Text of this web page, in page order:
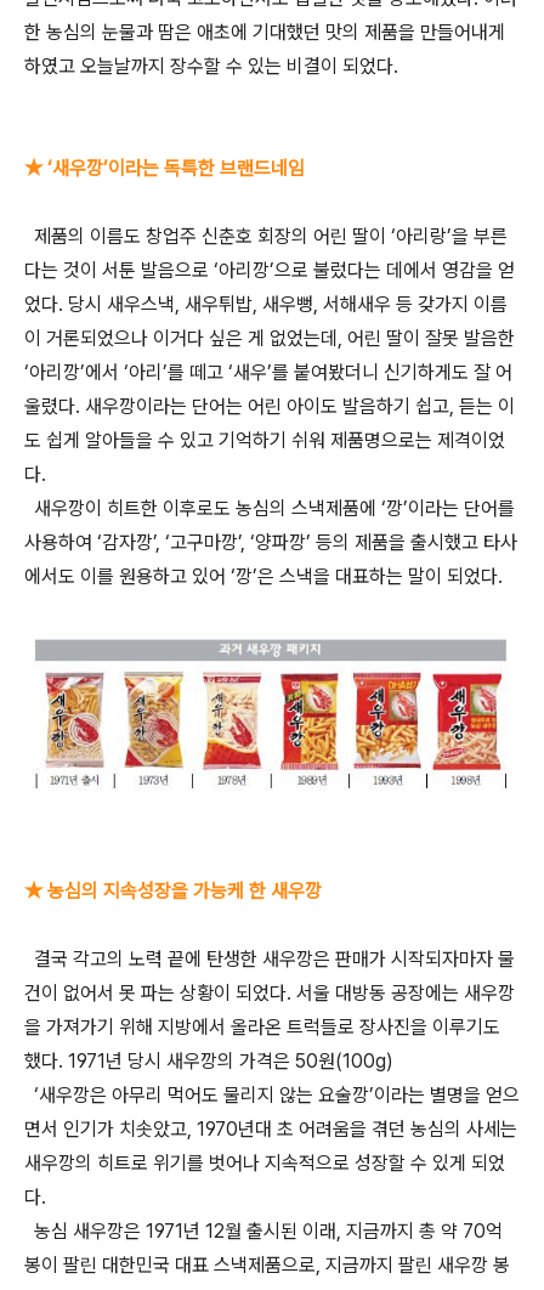
한 농심의 눈물과 땀은 애초에 기대했던 맛의 제품을 만들어내게
하였고 오늘날까지 장수할 수 있는 비결이 되었다.
★ ‘새우깡’이라는 독특한 브랜드네임
제품의 이름도 창업주 신춘호 회장의 어린 딸이 ‘아리랑’을 부른
다는 것이 서툰 발음으로 ‘아리깡’으로 불렀다는 데에서 영감을 얻
었다. 당시 새우스낵, 새우튀밥, 새우뻥, 서해새우 등 갖가지 이름
이 거론되었으나 이거다 싶은 게 없었는데, 어린 딸이 잘못 발음한
‘아리깡’에서 ‘아리’를 떼고 ‘새우’를 붙여봤더니 신기하게도 잘 어
울렸다. 새우깡이라는 단어는 어린 아이도 발음하기 쉽고, 듣는 이
도 쉽게 알아들을 수 있고 기억하기 쉬워 제품명으로는 제격이었
다.
새우깡이 히트한 이후로도 농심의 스낵제품에 ‘깡’이라는 단어를
사용하여 ‘감자깡’, ‘고구마깡’, ‘양파깡’ 등의 제품을 출시했고 타사
에서도 이를 원용하고 있어 ‘깡’은 스낵을 대표하는 말이 되었다.
★ 농심의 지속성장을 가능케 한 새우깡
결국 각고의 노력 끝에 탄생한 새우깡은 판매가 시작되자마자 물
건이 없어서 못 파는 상황이 되었다. 서울 대방동 공장에는 새우깡
을 가져가기 위해 지방에서 올라온 트럭들로 장사진을 이루기도
했다. 1971년 당시 새우깡의 가격은 50원(100g)
‘새우깡은 아무리 먹어도 물리지 않는 요술깡’이라는 별명을 얻으
면서 인기가 치솟았고, 1970년대 초 어려움을 겪던 농심의 사세는
새우깡의 히트로 위기를 벗어나 지속적으로 성장할 수 있게 되었
다.
농심 새우깡은 1971년 12월 출시된 이래, 지금까지 총 약 70억
봉이 팔린 대한민국 대표 스낵제품으로, 지금까지 팔린 새우깡 봉